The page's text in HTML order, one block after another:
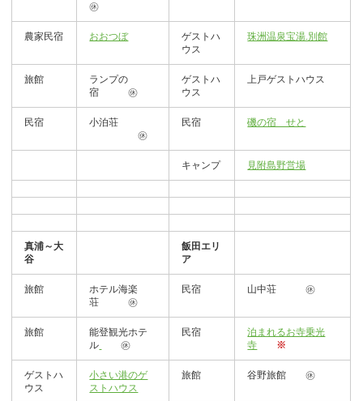
㊡
農家民宿 おおつぼ
ゲストハ
ウス
珠洲温泉宝湯.別館
旅館
ランプの
宿 ㊡
ゲストハ
ウス
上戸ゲストハウス
民宿
小泊荘
㊡
民宿 磯の宿 せと
キャンプ 見附島野営場
真浦～大
谷
飯田エリ
ア
旅館
ホテル海楽
荘 ㊡
民宿 山中荘 ㊡
旅館
能登観光ホテ
ル
㊡
民宿
泊まれるお寺乗光
寺
※
ゲストハ
ウス
小さい港のゲ
ストハウス
旅館 谷野旅館 ㊡